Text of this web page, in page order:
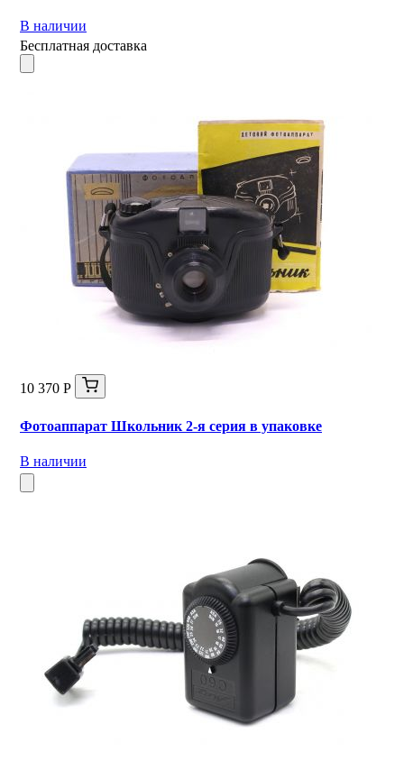
В наличии
Бесплатная доставка
10 370 Р
Фотоаппарат Школьник 2-я серия в упаковке
В наличии